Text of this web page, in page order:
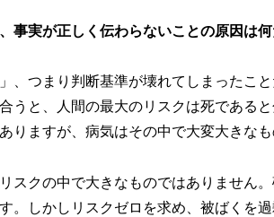
実が正しく伝わらないことの原因は何
、つまり判断基準が壊れてしまったこ
うと、人間の最大のリスクは死である
りますが、病気はその中で大変大きなも
スクの中で大きなものではありません。
。しかしリスクゼロを求め、被ばくを